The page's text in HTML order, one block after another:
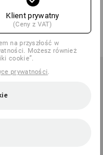
kolor
zł
od 20 sztuki
Klient prywatny
(Ceny z VAT)
na przyszłość w
Możesz również
cookie”.
prywatności